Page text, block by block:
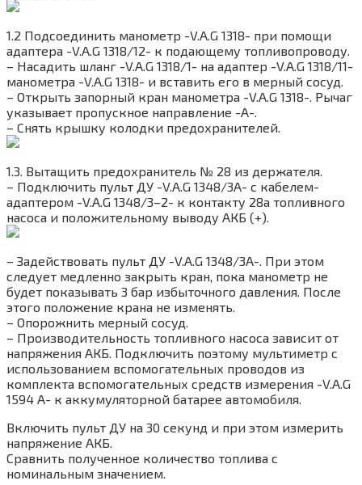
1.2 Подсоединить манометр -V.A.G 1318- при помощи
адаптера -V.A.G 1318/12- к подающему топливопроводу.
– Насадить шланг -V.A.G 1318/1- на адаптер -V.A.G 1318/11-
манометра -V.A.G 1318- и вставить его в мерный сосуд.
– Открыть запорный кран манометра -V.A.G 1318-. Рычаг
указывает пропускное направление -A-.
– Снять крышку колодки предохранителей.
1.3. Вытащить предохранитель № 28 из держателя.
– Подключить пульт ДУ -V.A.G 1348/3A- с кабелем-
адаптером -V.A.G 1348/3–2- к контакту 28a топливного
насоса и положительному выводу АКБ (+).
– Задействовать пульт ДУ -V.A.G 1348/3A-. При этом
следует медленно закрыть кран, пока манометр не
будет показывать 3 бар избыточного давления. После
этого положение крана не изменять.
– Опорожнить мерный сосуд.
– Производительность топливного насоса зависит от
напряжения АКБ. Подключить поэтому мультиметр с
использованием вспомогательных проводов из
комплекта вспомогательных средств измерения -V.A.G
1594 A- к аккумуляторной батарее автомобиля.
Включить пульт ДУ на 30 секунд и при этом измерить
напряжение АКБ.
Сравнить полученное количество топлива с
номинальным значением.